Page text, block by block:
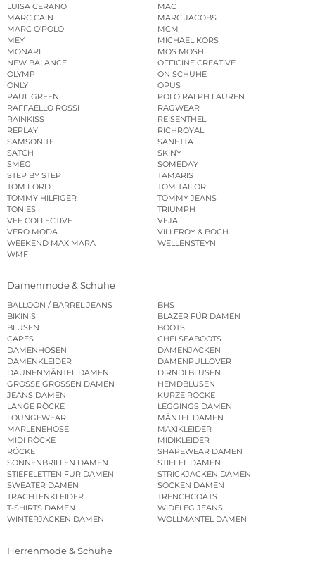
LUISA CERANO
MAC
MARC CAIN
MARC JACOBS
MARC O’POLO
MCM
MEY
MICHAEL KORS
MONARI
MOS MOSH
NEW BALANCE
OFFICINE CREATIVE
OLYMP
ON SCHUHE
ONLY
OPUS
PAUL GREEN
POLO RALPH LAUREN
RAFFAELLO ROSSI
RAGWEAR
RAINKISS
REISENTHEL
REPLAY
RICHROYAL
SAMSONITE
SANETTA
SATCH
SKINY
SMEG
SOMEDAY
STEP BY STEP
TAMARIS
TOM FORD
TOM TAILOR
TOMMY HILFIGER
TOMMY JEANS
TONIES
TRIUMPH
VEE COLLECTIVE
VEJA
VERO MODA
VILLEROY & BOCH
WEEKEND MAX MARA
WELLENSTEYN
WMF
Damenmode & Schuhe
BALLOON / BARREL JEANS
BHS
BIKINIS
BLAZER FÜR DAMEN
BLUSEN
BOOTS
CAPES
CHELSEABOOTS
DAMENHOSEN
DAMENJACKEN
DAMENKLEIDER
DAMENPULLOVER
DAUNENMÄNTEL DAMEN
DIRNDLBLUSEN
GROSSE GRÖSSEN DAMEN
HEMDBLUSEN
JEANS DAMEN
KURZE RÖCKE
LANGE RÖCKE
LEGGINGS DAMEN
LOUNGEWEAR
MÄNTEL DAMEN
MARLENEHOSE
MAXIKLEIDER
MIDI RÖCKE
MIDIKLEIDER
RÖCKE
SHAPEWEAR DAMEN
SONNENBRILLEN DAMEN
STIEFEL DAMEN
STIEFELETTEN FÜR DAMEN
STRICKJACKEN DAMEN
SWEATER DAMEN
SOCKEN DAMEN
TRACHTENKLEIDER
TRENCHCOATS
T-SHIRTS DAMEN
WIDELEG JEANS
WINTERJACKEN DAMEN
WOLLMÄNTEL DAMEN
Herrenmode & Schuhe